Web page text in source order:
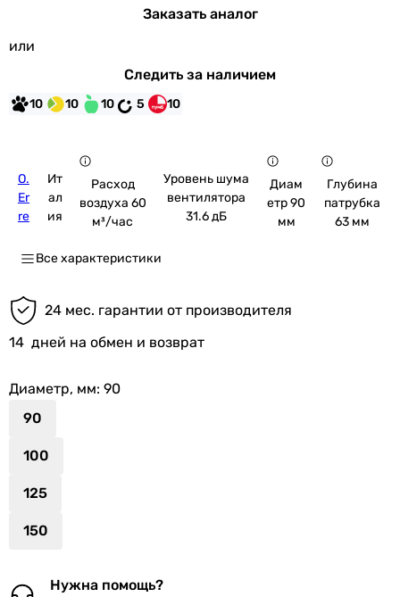
Заказать аналог
или
Следить за наличием
10 10 10 5 10
O.
Er
re
Ит
ал
ия
Расход
воздуха 60
м³/час
Уровень шума
вентилятора
31.6 дБ
Диам
етр 90
мм
Глубина
патрубка
63 мм
Все характеристики
24 мес. гарантии от производителя
14 дней на обмен и возврат
Диаметр, мм: 90
90
100
125
150
Нужна помощь?